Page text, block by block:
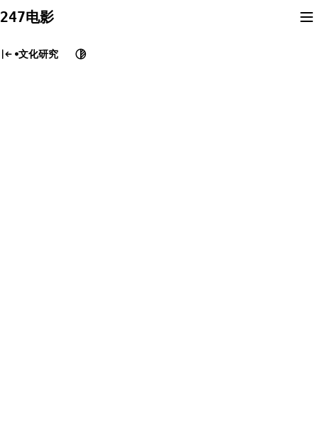
to
247电影
文化研究